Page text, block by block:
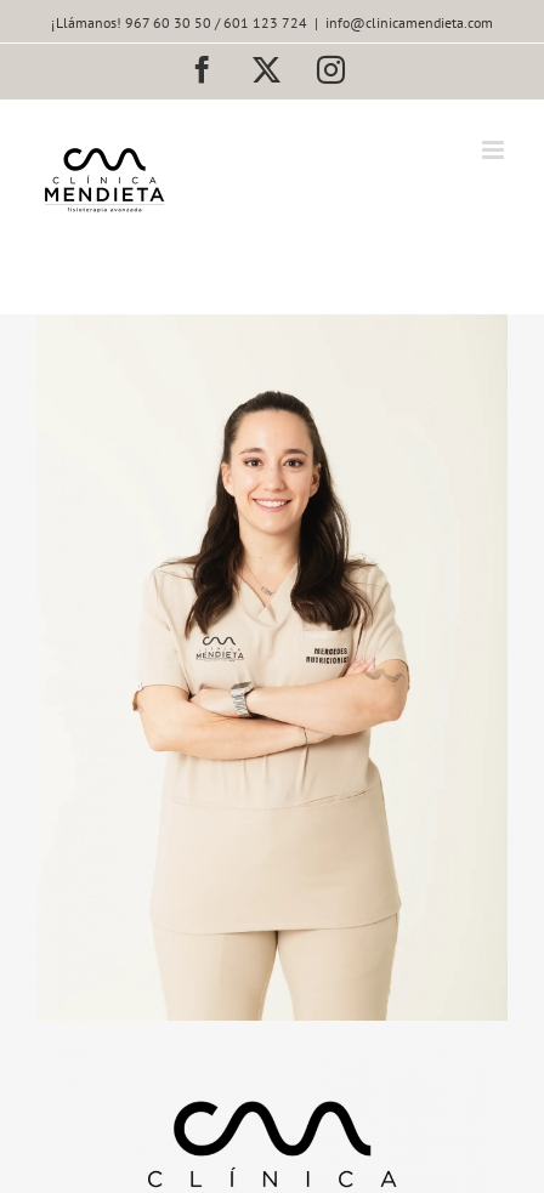
¡Llámanos! 967 60 30 50 / 601 123 724 | info@clinicamendieta.com
Facebook Instagram